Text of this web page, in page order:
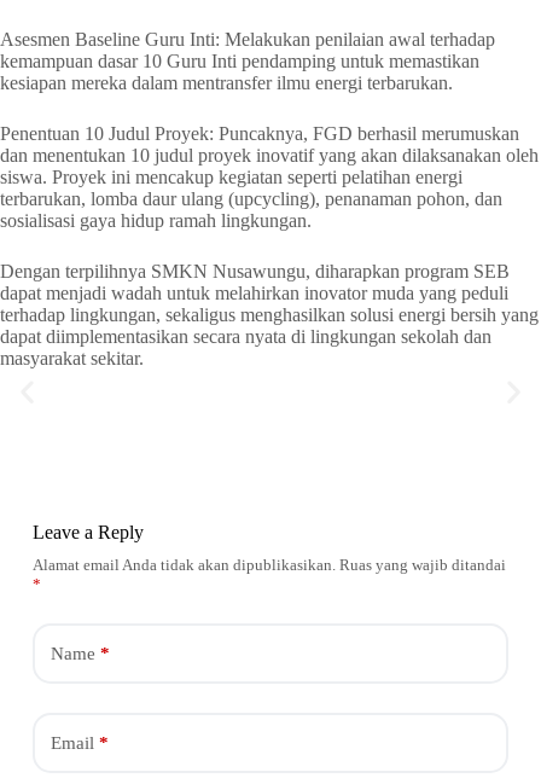
Asesmen Baseline Guru Inti: Melakukan penilaian awal terhadap
kemampuan dasar 10 Guru Inti pendamping untuk memastikan
kesiapan mereka dalam mentransfer ilmu energi terbarukan.
Penentuan 10 Judul Proyek: Puncaknya, FGD berhasil merumuskan
dan menentukan 10 judul proyek inovatif yang akan dilaksanakan oleh
siswa. Proyek ini mencakup kegiatan seperti pelatihan energi
terbarukan, lomba daur ulang (upcycling), penanaman pohon, dan
sosialisasi gaya hidup ramah lingkungan.
Dengan terpilihnya SMKN Nusawungu, diharapkan program SEB
dapat menjadi wadah untuk melahirkan inovator muda yang peduli
terhadap lingkungan, sekaligus menghasilkan solusi energi bersih yang
dapat diimplementasikan secara nyata di lingkungan sekolah dan
masyarakat sekitar.
Leave a Reply
Alamat email Anda tidak akan dipublikasikan. Ruas yang wajib ditandai
*
Name *
Email *